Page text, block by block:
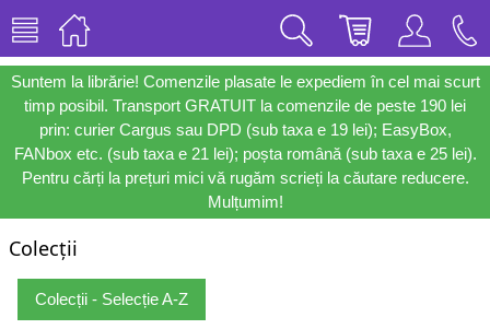
Suntem la librărie! Comenzile plasate le expediem în cel mai scurt
timp posibil. Transport GRATUIT la comenzile de peste 190 lei
prin: curier Cargus sau DPD (sub taxa e 19 lei); EasyBox,
FANbox etc. (sub taxa e 21 lei); poșta română (sub taxa e 25 lei).
Pentru cărți la prețuri mici vă rugăm scrieți la căutare reducere.
Mulțumim!
Colecții
Colecții - Selecție A-Z